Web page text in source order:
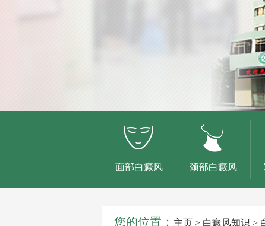
面部白癜风 颈部白癜风
您的位置： 主页 > 白癜风知识 >